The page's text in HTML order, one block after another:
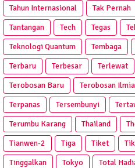
Tahun Internasional
Tak Pernah
Tantangan
Tech Tegas
Teknologi Quantum
Tembaga
Terbaru
Terbesar Terlewat
Terobosan Baru
Terobosan
Terpanas
Tersembunyi
Terumbu Karang
Thailand
Tianwen-2
Tiga Tiket
Tinggalkan
Tokyo Total